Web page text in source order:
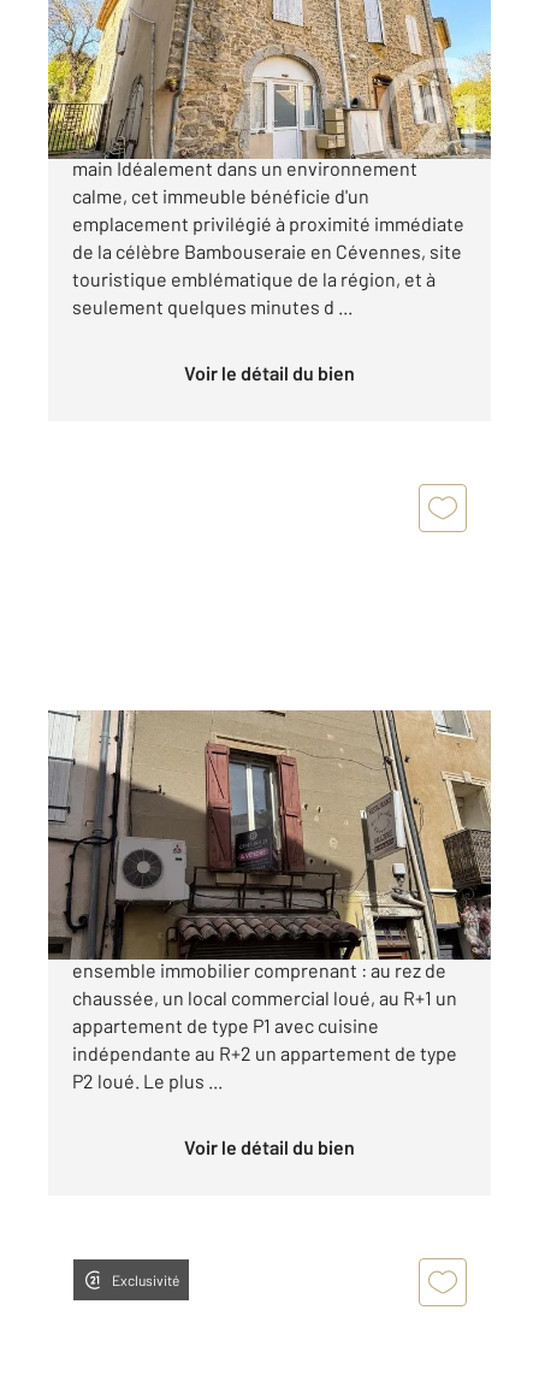
Immeuble à vendre
233 700 €
Immeuble de rapport Investissement clé en
main Idéalement dans un environnement
calme, cet immeuble bénéficie d'un
emplacement privilégié à proximité immédiate
de la célèbre Bambouseraie en Cévennes, site
touristique emblématique de la région, et à
seulement quelques minutes d ...
Voir le détail du bien
ALES 30
150 m2
Ref : 14531
Immeuble à vendre
142 500 €
En cœur de ville, venez découvrir cet
ensemble immobilier comprenant : au rez de
chaussée, un local commercial loué, au R+1 un
appartement de type P1 avec cuisine
indépendante au R+2 un appartement de type
P2 loué. Le plus ...
Voir le détail du bien
Exclusivité